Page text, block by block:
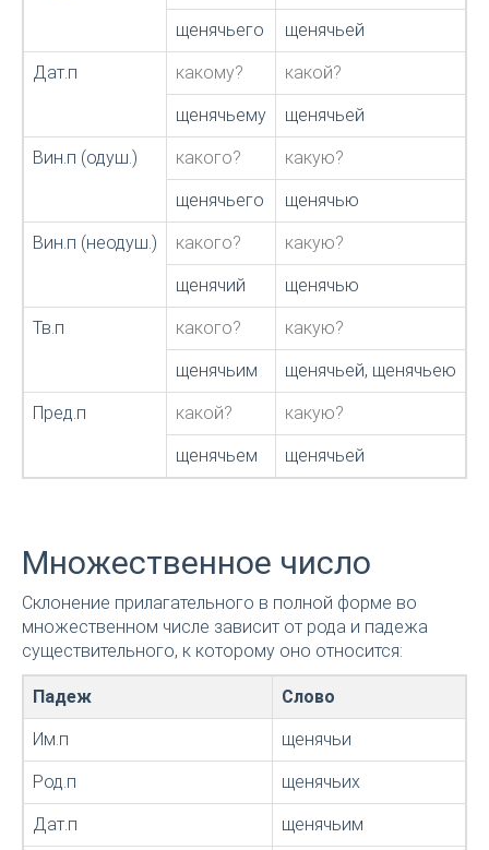
щенячьего щенячьей
Дат.п какому? какой?
щенячьему щенячьей
Вин.п (одуш.) какого? какую?
щенячьего щенячью
Вин.п (неодуш.) какого? какую?
щенячий щенячью
Тв.п какого? какую?
щенячьим щенячьей, щенячьею
Пред.п какой? какую?
щенячьем щенячьей
Множественное число
Склонение прилагательного в полной форме во
множественном числе зависит от рода и падежа
существительного, к которому оно относится:
Падеж Слово
Им.п щенячьи
Род.п щенячьих
Дат.п щенячьим